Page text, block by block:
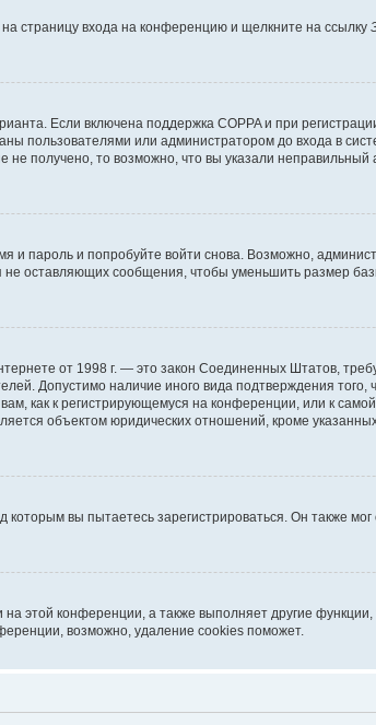
страницу входа на конференцию и щелкните на ссылку
Если включена поддержка COPPA и при
пользователями или администратором до входа в
получено, то возможно, что вы указали
пароль и попробуйте войти снова. Возможно,
оставляющих сообщения, чтобы уменьшить размер
от 1998 г. — это закон Соединенных Штатов,
Допустимо наличие иного вида подтверждения
как к регистрирующемуся на конференции, или к
объектом юридических отношений, кроме
вы пытаетесь зарегистрироваться. Он также
этой конференции, а также выполняет другие
возможно, удаление cookies поможет.